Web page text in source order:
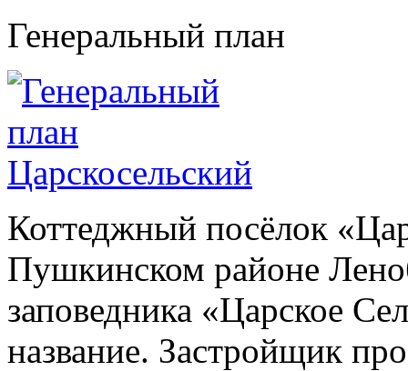
Генеральный план
Коттеджный посёлок
Пушкинском районе
заповедника «Царское
название. Застройщик